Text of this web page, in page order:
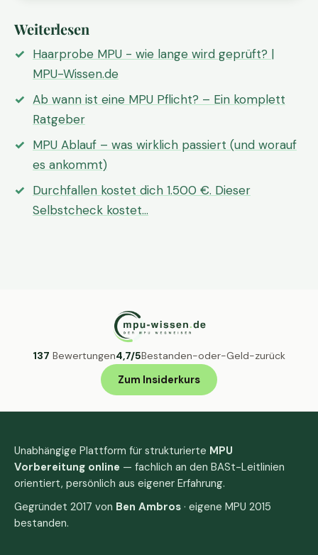
Weiterlesen
Haarprobe MPU - wie lange wird geprüft? |
MPU-Wissen.de
Ab wann ist eine MPU Pflicht? – Ein komplett
Ratgeber
MPU Ablauf – was wirklich passiert (und worauf
es ankommt)
Durchfallen kostet dich 1.500 €. Dieser
Selbstcheck kostet…
137 Bewertungen4,7/5Bestanden-oder-Geld-zurück
Zum Insiderkurs
Unabhängige Plattform für strukturierte MPU
Vorbereitung online — fachlich an den BASt-Leitlinien
orientiert, persönlich aus eigener Erfahrung.
Gegründet 2017 von Ben Ambros · eigene MPU 2015
bestanden.